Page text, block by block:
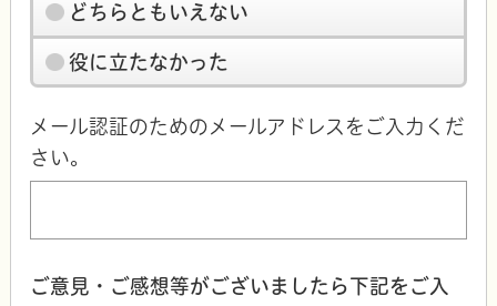
どちらともいえない
役に立たなかった
メール認証のためのメールアドレスをご入力くだ
さい。
ご意見・ご感想等がございましたら下記をご入